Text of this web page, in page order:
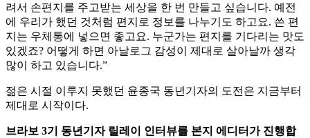
려서 손편지를 주고받는 세상을 한 번 만들고 싶습니다. 예전
에 우리가 했던 것처럼 편지로 정보를 나누기도 하고요. 쓴 편
지는 우체통에 넣으면 좋고요. 누군가는 편지를 기다리는 맛도
있겠죠? 어떻게 하면 아날로그 감성이 제대로 살아날까 생각
많이 하고 있습니다.”
젊은 시절 이루지 못했던 윤종국 동년기자의 도전은 지금부터
제대로 시작이다.
브라보 3기 동년기자 릴레이 인터뷰를 본지 에디터가 진행합